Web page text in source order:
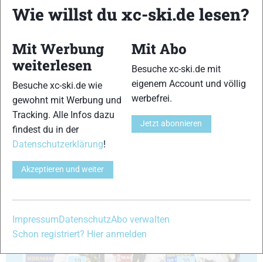
13 14
Wie willst du xc-ski.de lesen?
Mit Werbung
weiterlesen
Besuche xc-ski.de wie
gewohnt mit Werbung und
Tracking. Alle Infos dazu
findest du in der
Datenschutzerklärung!
Akzeptieren und weiter
Mit Abo
Besuche xc-ski.de mit
eigenem Account und völlig
werbefrei.
Jetzt abonnieren
Impressum DatenschutzAbo verwalten
Schon registriert? Hier anmelden